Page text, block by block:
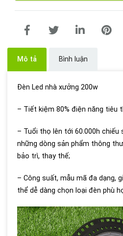
Mô tả Bình luận
Đèn Led nhà xưởng 200w
– Tiết kiệm 80% điện năng tiêu
– Tuổi thọ lên tới 60.000h
những dòng sản phẩm thông
bảo trì, thay thế;
– Công suất, mẫu mã đa dạng,
thể dễ dàng chọn loại đèn phù